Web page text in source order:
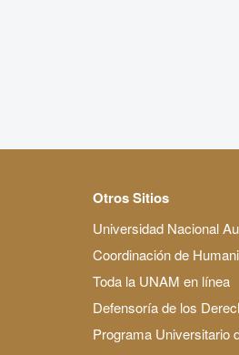
Otros Sitios
Universidad Nacional
Coordinación de
Toda la UNAM en línea
Defensoría de los
Programa Universitario